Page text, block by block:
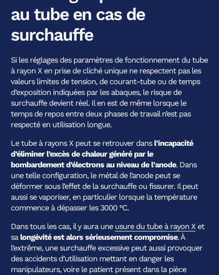
au tube en cas de
surchauffe
Si les réglages des paramètres de fonctionnement du tube
à rayon X en prise de cliché unique ne respectent pas les
valeurs limites de tension, de courant-tube ou de temps
d’exposition indiquées par les abaques, le risque de
surchauffe devient réel. Il en est de même lorsque le
temps de repos entre deux phases de travail n’est pas
respecté en utilisation longue.
Le tube à rayons X peut se retrouver dans l’incapacité
d’éliminer l’excès de chaleur généré par le
bombardement d’électrons au niveau de l’anode. Dans
une telle configuration, le métal de l’anode peut se
déformer sous l’effet de la surchauffe ou fissurer. Il peut
aussi se vaporiser, en particulier lorsque la température
commence à dépasser les 3000 °C.
Dans tous les cas, il y aura une usure du tube à rayon X et
salongévité est alors sérieusement compromise. À
l’extrême, une surchauffe excessive peut aussi provoquer
des accidents d’utilisation mettant en danger les
manipulateurs, voire le patient présent dans la pièce